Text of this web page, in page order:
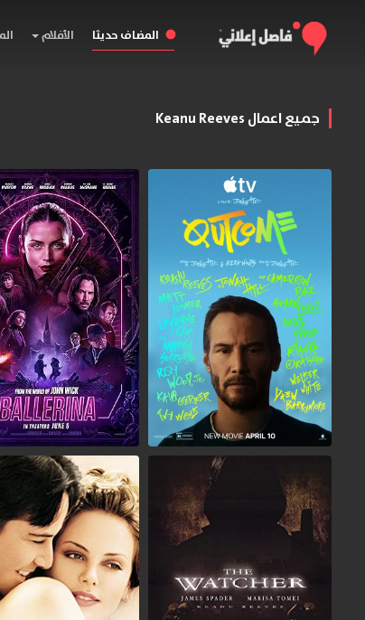
المضاف حديثا الأفلام
جميع اعمال Keanu Reeves